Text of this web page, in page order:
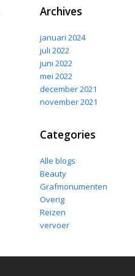
Archives
januari 2024
juli 2022
juni 2022
mei 2022
december 2021
november 2021
Categories
Alle blogs
Beauty
Grafmonumenten
Overig
Reizen
vervoer